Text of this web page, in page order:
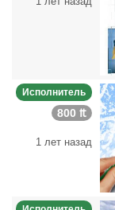
Исполнитель
800 ₶
1 лет назад